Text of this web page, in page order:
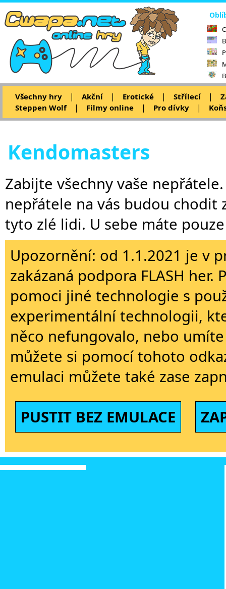
Všechny hry | Akční | Erotické | Střílecí |
Steppen Wolf
| Filmy online | Pro dívky |
Kendomasters
Zabijte všechny vaše
nepřátele na vás budou
tyto zlé lidi. U sebe máte
Upozornění: od 1.1.2021 je v
zakázaná podpora FLASH
pomoci jiné technologie s
experimentální technologii,
něco nefungovalo, nebo
můžete si pomocí tohoto
emulaci můžete také zase
PUSTIT BEZ EMULACE